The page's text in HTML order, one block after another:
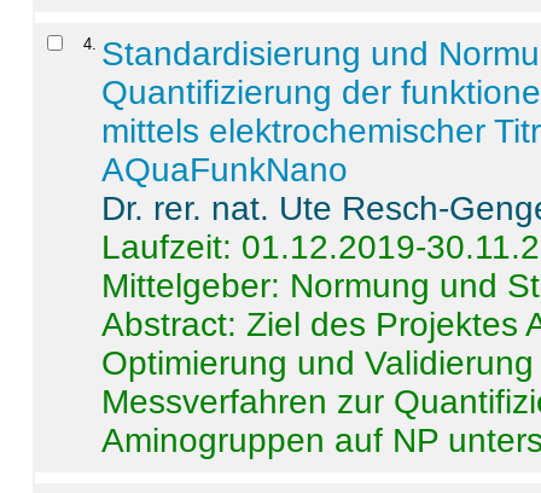
4 Standardisierung und
Quantifizierung der
mittels elektrochemischer
AQuaFunkNano
Dr. rer. nat. Ute Resch-
Laufzeit: 01.12.2019-
Mittelgeber: Normung und
Abstract:Ziel des Projektes
Optimierung und
Messverfahren zur
Aminogruppen auf NP